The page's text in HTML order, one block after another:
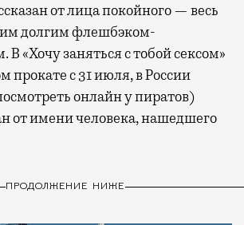
от лица покойного — весь
долгим флешбэком-
«Хочу заняться с тобой сексом»
прокате с 31 июля, в России
онлайн у пиратов)
от имени человека, нашедшего
ПРОДОЛЖЕНИЕ НИЖЕ